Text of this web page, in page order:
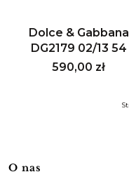
Dolce & Gabbana
DG2179 02/13 54
Cena
590,00 zł
O nas